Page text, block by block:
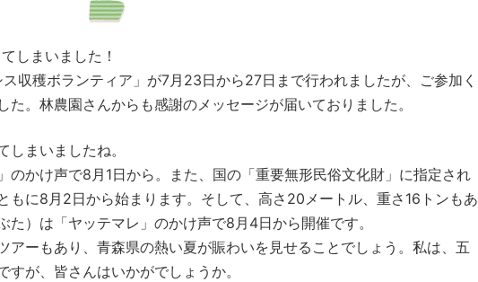
しまいました！
収穫ボランティア」が7月23日から27日まで行われましたが、ご参加く
。林農園さんからも感謝のメッセージが届いておりました。
まいましたね。
のかけ声で8月1日から。また、国の「重要無形民俗文化財」に指定され
もに8月2日から始まります。そして、高さ20メートル、重さ16トンもあ
）は「ヤッテマレ」のかけ声で8月4日から開催です。
ーもあり、青森県の熱い夏が賑わいを見せることでしょう。私は、五
が、皆さんはいかがでしょうか。